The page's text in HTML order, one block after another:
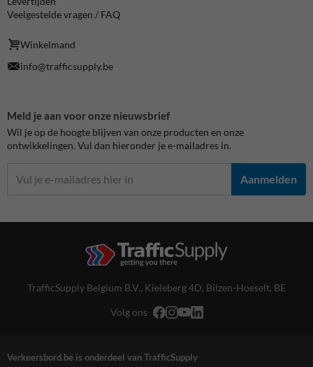
Veelgestelde vragen / FAQ
Winkelmand
info@trafficsupply.be
Meld je aan voor onze nieuwsbrief
Wil je op de hoogte blijven van onze producten en onze
ontwikkelingen. Vul dan hieronder je e-mailadres in.
Aanmelden
TrafficSupply Belgium B.V., Kieleberg 4D, Bilzen-Hoeselt, BE
Volg ons
Verkeersbord.be is onderdeel van TrafficSupply